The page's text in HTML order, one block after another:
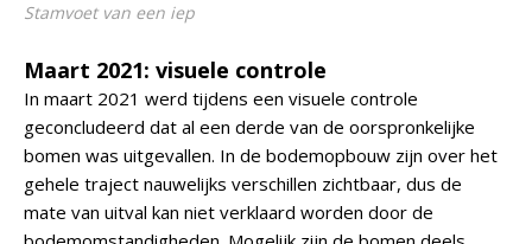
Stamvoet van een iep
Maart 2021: visuele controle
In maart 2021 werd tijdens een visuele controle
geconcludeerd dat al een derde van de oorspronkelijke
bomen was uitgevallen. In de bodemopbouw zijn over het
gehele traject nauwelijks verschillen zichtbaar, dus de
mate van uitval kan niet verklaard worden door de